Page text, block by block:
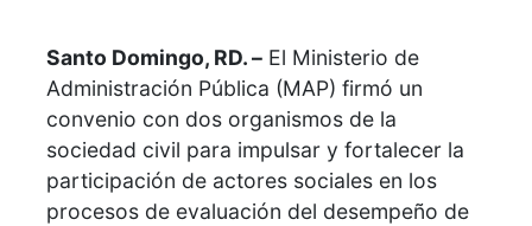
Santo Domingo, RD. – El Ministerio de
Administración Pública (MAP) firmó un
convenio con dos organismos de la
sociedad civil para impulsar y fortalecer la
participación de actores sociales en los
procesos de evaluación del desempeño de